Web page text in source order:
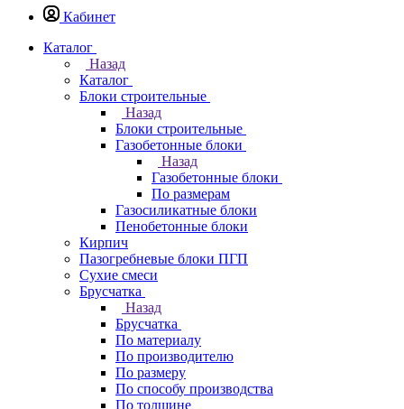
Кабинет
Каталог
Назад
Каталог
Блоки строительные
Назад
Блоки строительные
Газобетонные блоки
Назад
Газобетонные блоки
По размерам
Газосиликатные блоки
Пенобетонные блоки
Кирпич
Пазогребневые блоки ПГП
Сухие смеси
Брусчатка
Назад
Брусчатка
По материалу
По производителю
По размеру
По способу производства
По толщине